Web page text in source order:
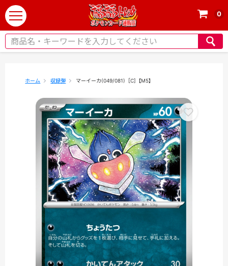
t
o
g
0
ホーム 収録弾 マーイーカ(049/081)［C]【M5】